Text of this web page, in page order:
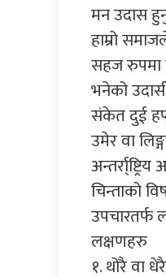
मन उदास
हाम्रो
सहज रुपमा
भनेको
संकेत दुई
उमेर वा
चिन्ताको
उपचारतर्फ
लक्षणहरु
१. थोरै वा